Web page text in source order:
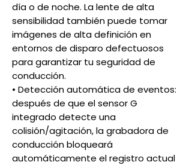
día o de noche. La lente de alta
sensibilidad también puede tomar
imágenes de alta definición en
entornos de disparo defectuosos
para garantizar tu seguridad de
conducción.
• Detección automática de eventos:
después de que el sensor G
integrado detecte una
colisión/agitación, la grabadora de
conducción bloqueará
automáticamente el registro actual